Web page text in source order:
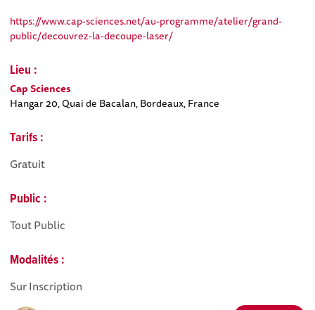
https://www.cap-sciences.net/au-programme/atelier/grand-
public/decouvrez-la-decoupe-laser/
Lieu :
Cap Sciences
Hangar 20, Quai de Bacalan, Bordeaux, France
Tarifs :
Gratuit
Public :
Tout Public
Modalités :
Sur Inscription